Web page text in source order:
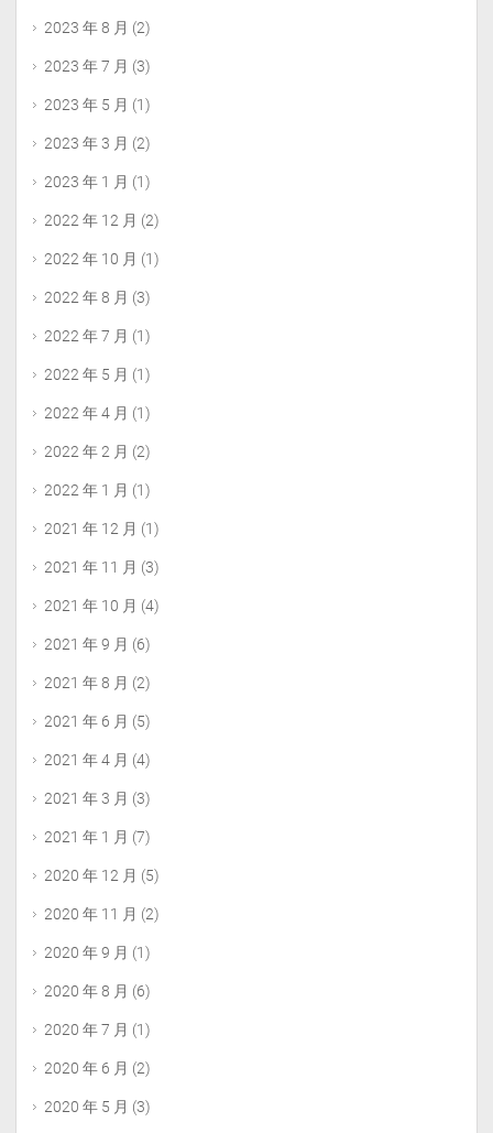
2023 年 8 月 (2)
2023 年 7 月 (3)
2023 年 5 月 (1)
2023 年 3 月 (2)
2023 年 1 月 (1)
2022 年 12 月 (2)
2022 年 10 月 (1)
2022 年 8 月 (3)
2022 年 7 月 (1)
2022 年 5 月 (1)
2022 年 4 月 (1)
2022 年 2 月 (2)
2022 年 1 月 (1)
2021 年 12 月 (1)
2021 年 11 月 (3)
2021 年 10 月 (4)
2021 年 9 月 (6)
2021 年 8 月 (2)
2021 年 6 月 (5)
2021 年 4 月 (4)
2021 年 3 月 (3)
2021 年 1 月 (7)
2020 年 12 月 (5)
2020 年 11 月 (2)
2020 年 9 月 (1)
2020 年 8 月 (6)
2020 年 7 月 (1)
2020 年 6 月 (2)
2020 年 5 月 (3)